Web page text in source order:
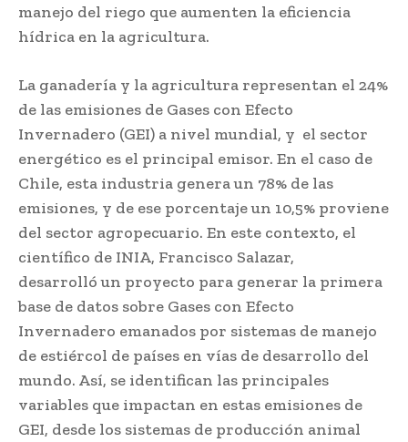
manejo del riego que aumenten la eficiencia
hídrica en la agricultura.
La ganadería y la agricultura representan el 24%
de las emisiones de Gases con Efecto
Invernadero (GEI) a nivel mundial, y el sector
energético es el principal emisor. En el caso de
Chile, esta industria genera un 78% de las
emisiones, y de ese porcentaje un 10,5% proviene
del sector agropecuario. En este contexto, el
científico de INIA, Francisco Salazar,
desarrolló un proyecto para generar la primera
base de datos sobre Gases con Efecto
Invernadero emanados por sistemas de manejo
de estiércol de países en vías de desarrollo del
mundo. Así, se identifican las principales
variables que impactan en estas emisiones de
GEI, desde los sistemas de producción animal